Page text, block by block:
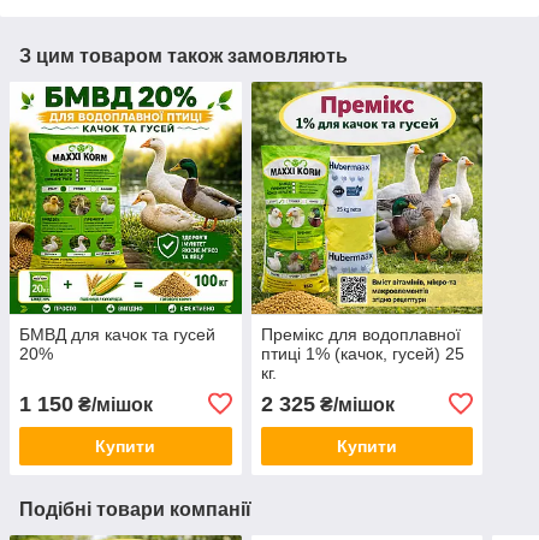
З цим товаром також замовляють
БМВД для качок та гусей
20%
1 150 ₴/мішок
Купити
Премікс для водоплавної
птиці 1% (качок, гусей) 25
кг.
2 325₴/мішок
Купити
Подібні товари компанії